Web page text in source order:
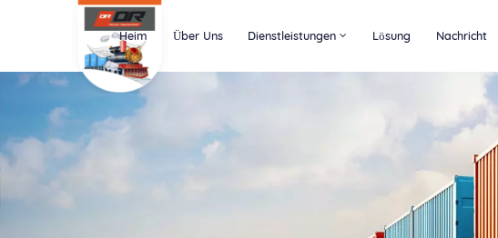
Heim Über Uns Dienstleistungen Lösung Nachricht